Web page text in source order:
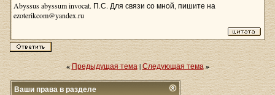
Abyssus abyssum invocat. П.С. Для связи со мной, пишите на
ezoterikcom@yandex.ru
«Предыдущая тема|Следующая тема »
Ваши права в разделе